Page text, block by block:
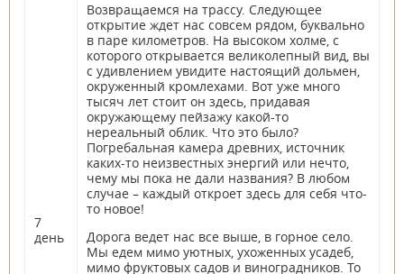
7
день
Возвращаемся на трассу. Следующее
открытие ждет нас совсем рядом, буквально
в паре километров. На высоком холме, с
которого открывается великолепный вид, вы
с удивлением увидите настоящий дольмен,
окруженный кромлехами. Вот уже много
тысяч лет стоит он здесь, придавая
окружающему пейзажу какой-то
нереальный облик. Что это было?
Погребальная камера древних, источник
каких-то неизвестных энергий или нечто,
чему мы пока не дали названия? В любом
случае – каждый откроет здесь для себя что-
то новое!
Дорога ведет нас все выше, в горное село.
Мы едем мимо уютных, ухоженных усадеб,
мимо фруктовых садов и виноградников. То